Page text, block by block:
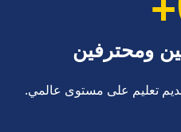
ومحترفين
تعليم على مستوى عالمي.